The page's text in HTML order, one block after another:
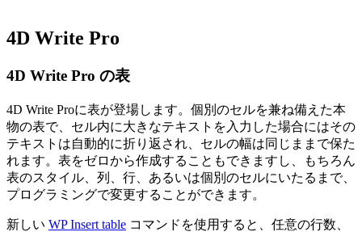
4D Write Pro
4D Write Pro の表
4D Write Proに表が登場します。個別のセルを兼ね備えた本
物の表で、セル内に大きなテキストを入力した場合にはその
テキストは自動的に折り返され、セルの幅は同じままで保た
れます。表をゼロから作成することもできますし、もちろん
表のスタイル、列、行、あるいは個別のセルにいたるまで、
プログラミングで変更することができます。
新しい WP Insert table コマンドを使用すると、任意の行数、